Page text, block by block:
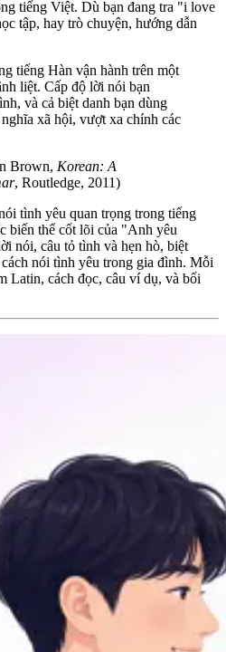
tiếng Việt. Dù bạn đang tra "i love
tập, hay trò chuyện, hướng dẫn
tiếng Hàn vận hành trên một
liệt. Cấp độ lời nói bạn
và cả biệt danh bạn dùng
xã hội, vượt xa chính các
Brown, Korean: A
, Routledge, 2011)
tình yêu quan trọng trong tiếng
biến thể cốt lõi của "Anh yêu
nói, câu tỏ tình và hẹn hò, biệt
nói tình yêu trong gia đình. Mỗi
Latin, cách đọc, câu ví dụ, và bối